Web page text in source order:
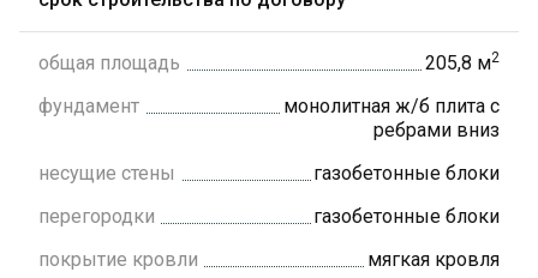
общая площадь 205,8 м2
фундамент
монолитная ж/б плита с
ребрами вниз
несущие стены
газобетонные блоки
перегородки
газобетонные блоки
покрытие кровли
мягкая кровля